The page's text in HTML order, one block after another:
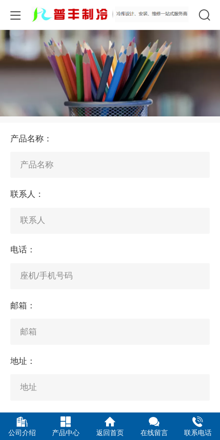
产品名称：
联系人：
电话：
邮箱：
地址：
留言内容：
公司介绍 产品中心 返回首页 在线留言 联系电话